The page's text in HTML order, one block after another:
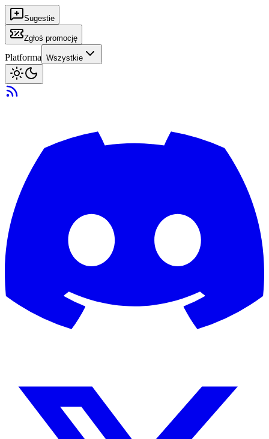
Sugestie
Zgłoś promocję
Platforma Wszystkie